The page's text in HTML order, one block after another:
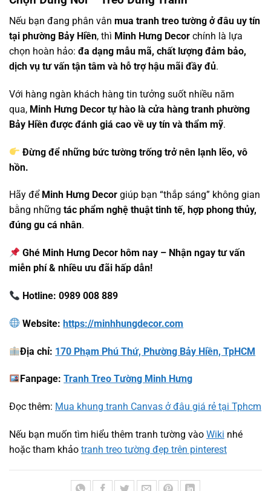
Nếu bạn đang phân vân mua tranh treo tường ở đâu uy tín
tại phường Bảy Hiền, thì Minh Hưng Decor chính là lựa
chọn hoàn hảo: đa dạng mẫu mã, chất lượng đảm bảo,
dịch vụ tư vấn tận tâm và hỗ trợ hậu mãi đầy đủ.
Với hàng ngàn khách hàng tin tưởng suốt nhiều năm
qua, Minh Hưng Decor tự hào là cửa hàng tranh phường
Bảy Hiền được đánh giá cao về uy tín và thẩm mỹ.
Đừng để những bức tường trống trở nên lạnh lẽo, vô
hồn.
Hãy để Minh Hưng Decor giúp bạn “thắp sáng” không gian
bằng những tác phẩm nghệ thuật tinh tế, hợp phong thủy,
đúng gu cá nhân.
Ghé Minh Hưng Decor hôm nay – Nhận ngay tư vấn
miễn phí & nhiều ưu đãi hấp dẫn!
Hotline: 0989 008 889
Website:https://minhhungdecor.com
Địa chỉ: 170 Phạm Phú Thứ, Phường Bảy Hiền, TpHCM
Fanpage: Tranh Treo Tường Minh Hưng
Đọc thêm: Mua khung tranh Canvas ở đâu giá rẻ tại Tphcm
Nếu bạn muốn tìm hiểu thêm tranh tường vào Wiki nhé
hoặc tham khảo tranh treo tường đẹp trên pinterest